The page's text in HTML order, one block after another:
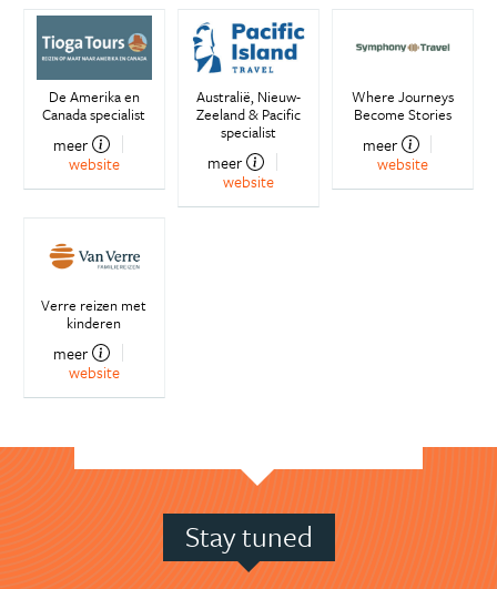
De Amerika en
Canada specialist
meer
website
Australië, Nieuw-
Zeeland & Pacific
specialist
meer
website
Where Journeys
Become Stories
meer
website
Verre reizen met
kinderen
meer
website
Stay tuned